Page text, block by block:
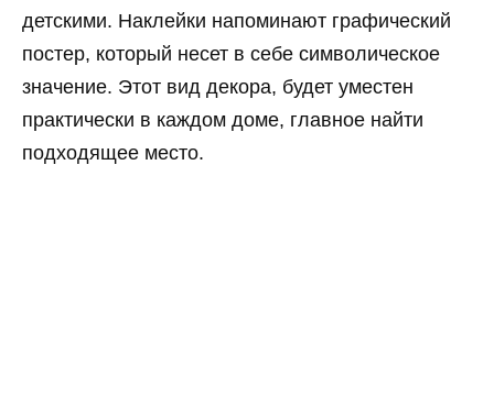
детскими. Наклейки напоминают графический
постер, который несет в себе символическое
значение. Этот вид декора, будет уместен
практически в каждом доме, главное найти
подходящее место.